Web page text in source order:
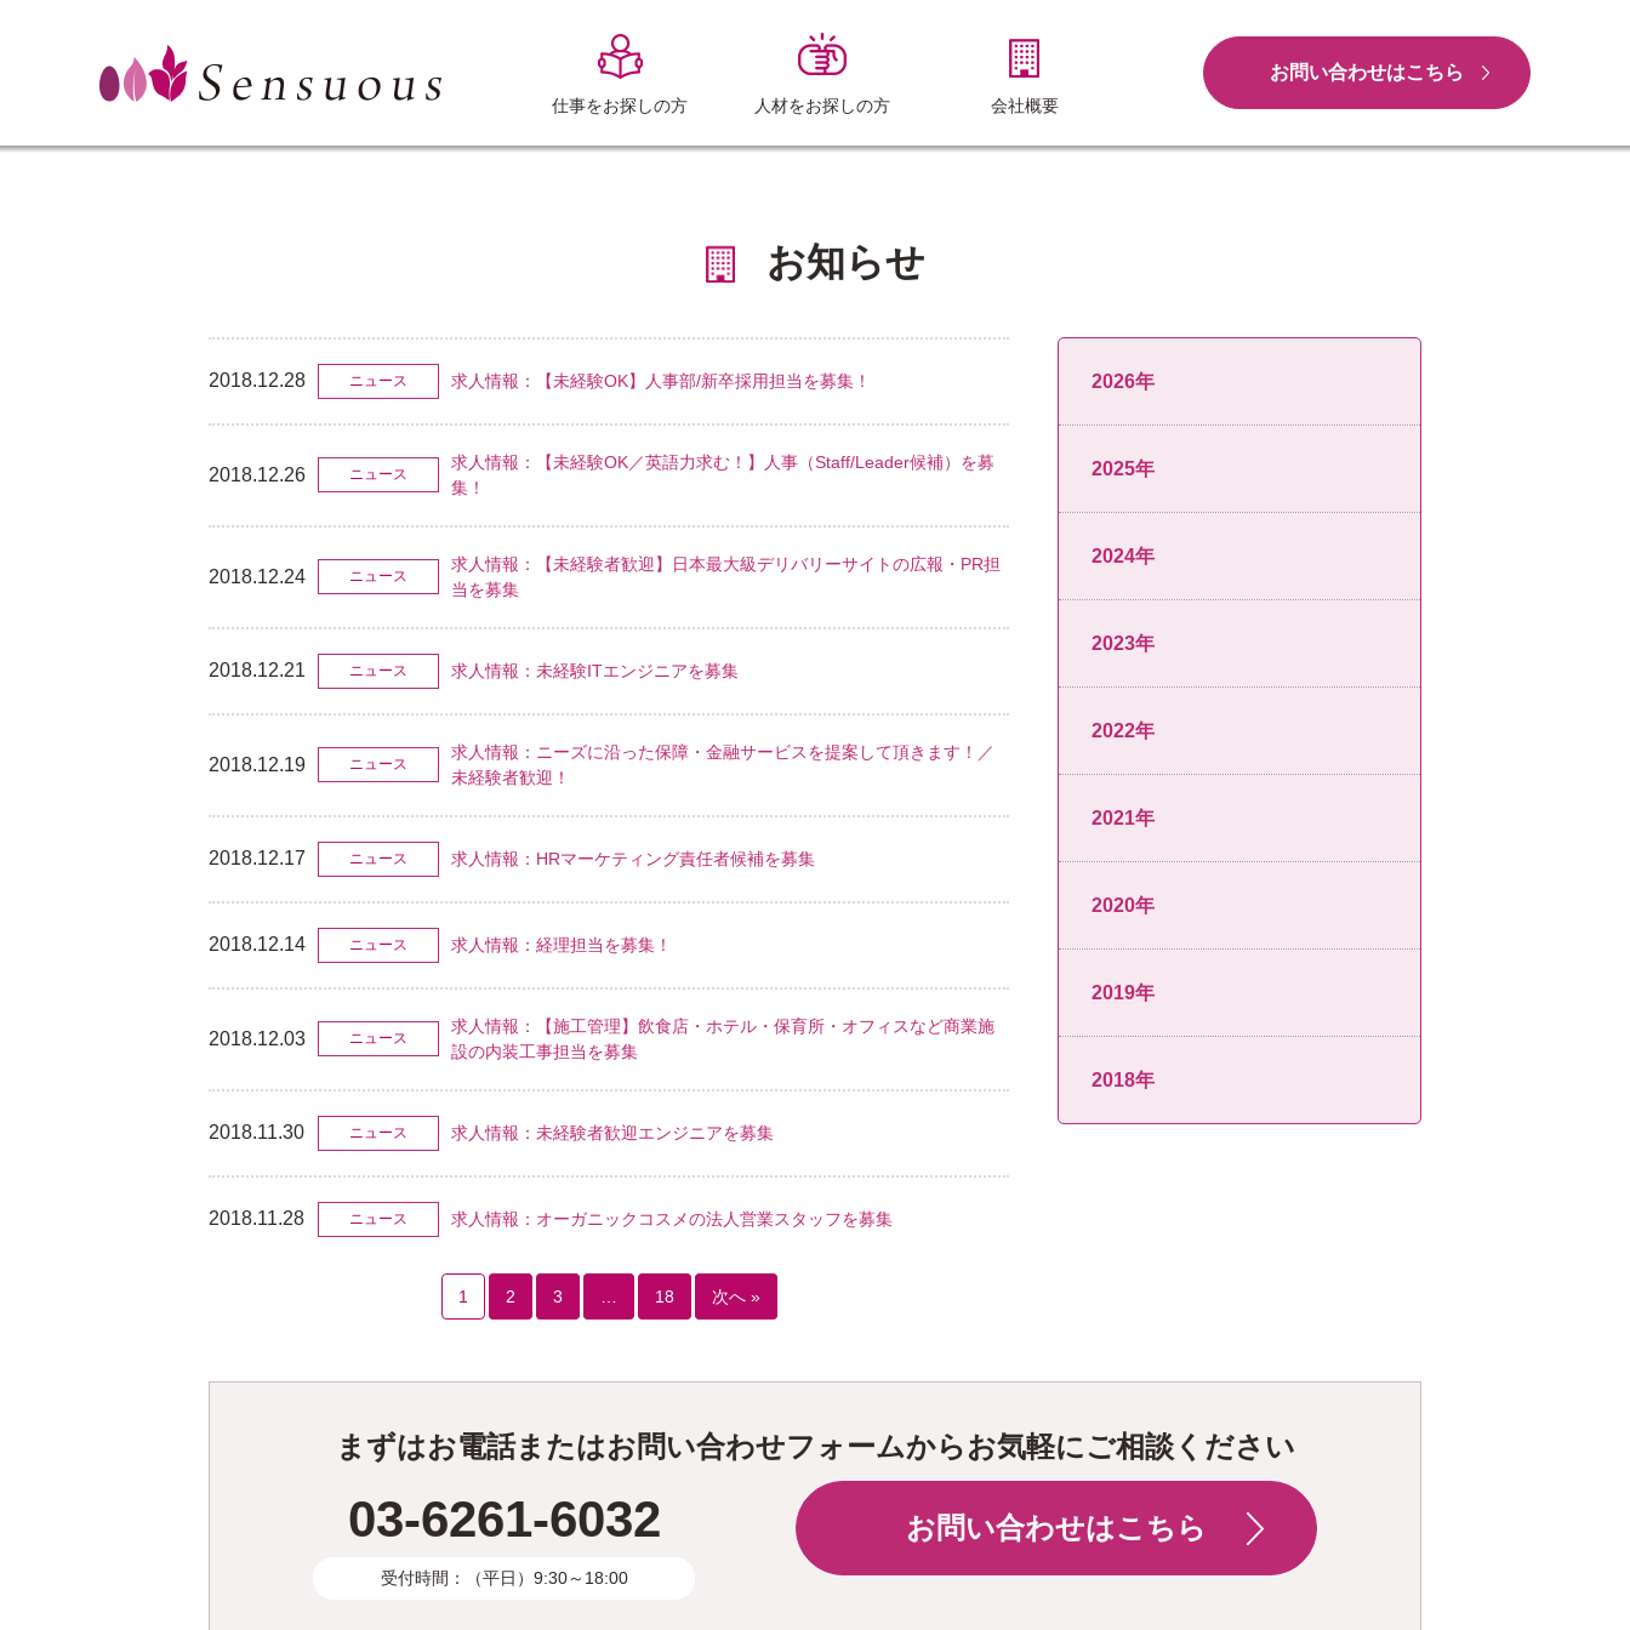
仕事をお探しの方 人材をお探しの方 会社概要
お問い合わせはこちら
お知らせ
2018.12.28 ニュース 求人情報：【未経験OK】人事部/新卒採用担当を募集！
2018.12.26 ニュース
求人情報：【未経験OK／英語力求む！】人事（Staff/Leader候補）を募
集！
2018.12.24 ニュース
求人情報：【未経験者歓迎】日本最大級デリバリーサイトの広報・PR担
当を募集
2018.12.21 ニュース 求人情報：未経験ITエンジニアを募集
2018.12.19 ニュース
求人情報：ニーズに沿った保障・金融サービスを提案して頂きます！／
未経験者歓迎！
2018.12.17 ニュース 求人情報：HRマーケティング責任者候補を募集
2018.12.14 ニュース 求人情報：経理担当を募集！
2018.12.03 ニュース
求人情報：【施工管理】飲食店・ホテル・保育所・オフィスなど商業施
設の内装工事担当を募集
2018.11.30 ニュース 求人情報：未経験者歓迎エンジニアを募集
2018.11.28 ニュース 求人情報：オーガニックコスメの法人営業スタッフを募集
1 2 3 18 次へ »
2026年
2025年
2024年
2023年
2022年
2021年
2020年
2019年
2018年
まずはお電話またはお問い合わせフォームからお気軽にご相談ください
03-6261-6032
受付時間：（平日）9:30～18:00
お問い合わせはこちら